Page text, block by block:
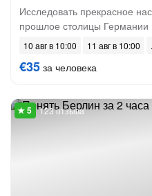
Исследовать прекрасное
прошлое столицы Германии
10 авг в 10:00 11 авг в 10:00
€35 за человека
123 отзыва